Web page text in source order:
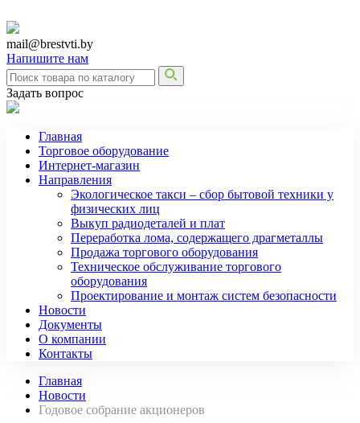
mail@brestvti.by
Напишите нам
Задать вопрос
Главная
Торговое оборудование
Интернет-магазин
Направления
Экологическое такси – сбор бытовой техники у
физических лиц
Выкуп радиодеталей и плат
Переработка лома, содержащего драгметаллы
Продажа торгового оборудования
Техническое обслуживание торгового
оборудования
Проектирование и монтаж систем безопасности
Новости
Документы
О компании
Контакты
Главная
Новости
Годовое собрание акционеров